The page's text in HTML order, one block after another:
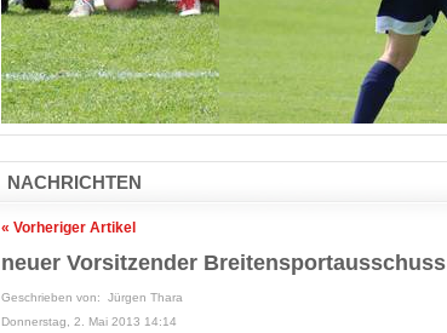
NACHRICHTEN
« Vorheriger Artikel
neuer Vorsitzender Breitensportausschuss
Geschrieben von: Jürgen Thara
Donnerstag, 2. Mai 2013 14:14